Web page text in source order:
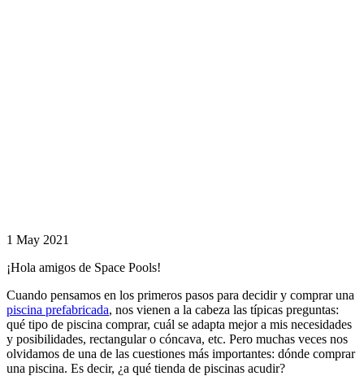
1 May 2021
¡Hola amigos de Space Pools!
Cuando pensamos en los primeros pasos para decidir y comprar una
piscina prefabricada, nos vienen a la cabeza las típicas preguntas:
qué tipo de piscina comprar, cuál se adapta mejor a mis necesidades
y posibilidades, rectangular o cóncava, etc. Pero muchas veces nos
olvidamos de una de las cuestiones más importantes: dónde comprar
una piscina. Es decir, ¿a qué tienda de piscinas acudir?